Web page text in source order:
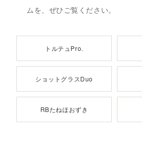
ムを、ぜひご覧ください。
トルテュPro.
ショットグラスDuo
RBたねほおずき